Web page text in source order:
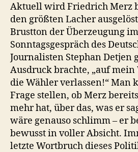
Aktuell wird Friedrich Merz
den größten Lacher
Brustton der Überzeugung im
Sonntagsgespräch des
Journalisten Stephan Detjen
Ausdruck brachte, „auf
die Wähler verlassen!“ Man
Frage stellen, ob Merz
mehr hat, über das, was er
wäre genauso schlimm – er
bewusst in voller Absicht.
letzte Wortbruch dieses